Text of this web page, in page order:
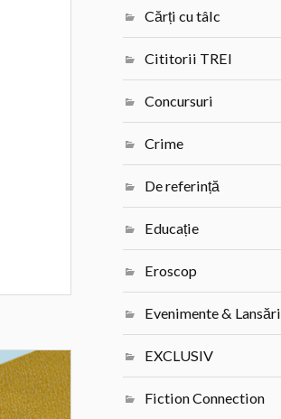
Cărți cu tâlc
Cititorii TREI
Concursuri
Crime
De referință
Educație
Eroscop
Evenimente & Lansări
EXCLUSIV
Fiction Connection